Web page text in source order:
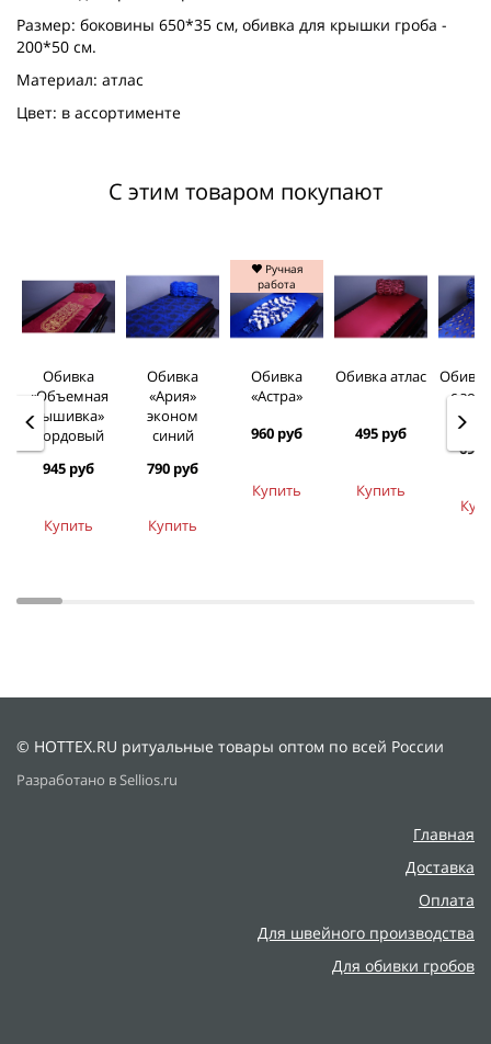
Размер: боковины 650*35 см, обивка для крышки гроба -
200*50 см.
Материал: атлас
Цвет: в ассортименте
С этим товаром покупают
Обивка
«Объемная
вышивка»
бордовый
945 руб
Купить
Обивка
«Ария»
эконом
синий
790 руб
Купить
Ручная
работа
Обивка
«Астра»
960 руб
Купить
Обивка атлас
495 руб
Купить
Обивка
c
690
© HOTTEX.RU ритуальные товары оптом по всей России
Разработано в Sellios.ru
Главная
Доставка
Оплата
Для швейного производства
Для обивки гробов